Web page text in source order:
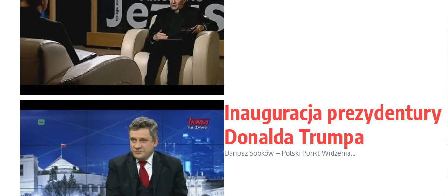
Inauguracja prezydentury
Donalda Trumpa
Dariusz Sobków – Polski Punkt Widzenia...